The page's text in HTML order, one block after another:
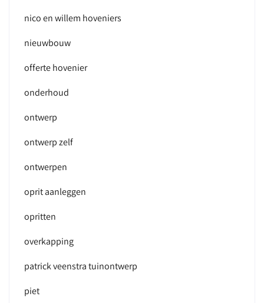
nico en willem hoveniers
nieuwbouw
offerte hovenier
onderhoud
ontwerp
ontwerp zelf
ontwerpen
oprit aanleggen
opritten
overkapping
patrick veenstra tuinontwerp
piet